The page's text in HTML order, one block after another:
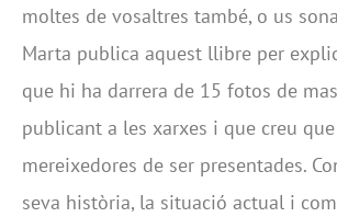
moltes de vosaltres també, o us
Marta publica aquest llibre per
que hi ha darrera de 15 fotos de
publicant a les xarxes i que creu
mereixedores de ser presentades.
seva història, la situació actual i